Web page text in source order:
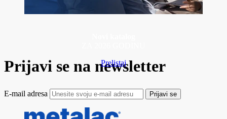
Prelistaj
Prijavi se na newsletter
E-mail adresa Prijavi se